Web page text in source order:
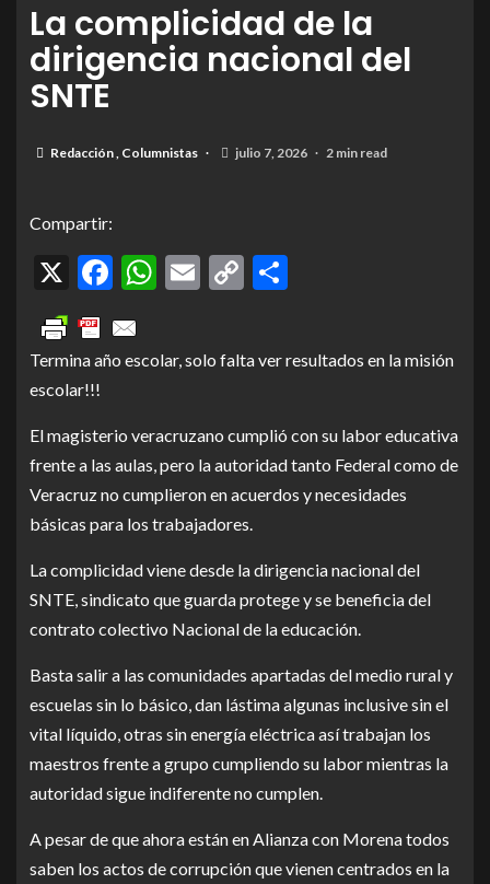
La complicidad de la
dirigencia nacional del
SNTE
Redacción, Columnistas julio 7, 2026 2 min read
Compartir:
X Facebook
WhatsApp
Email
Copy
Termina año escolar, solo falta ver resultados en la misión
escolar!!!
El magisterio veracruzano cumplió con su labor educativa
frente a las aulas, pero la autoridad tanto Federal como de
Veracruz no cumplieron en acuerdos y necesidades
básicas para los trabajadores.
La complicidad viene desde la dirigencia nacional del
SNTE, sindicato que guarda protege y se beneficia del
contrato colectivo Nacional de la educación.
Basta salir a las comunidades apartadas del medio rural y
escuelas sin lo básico, dan lástima algunas inclusive sin el
vital líquido, otras sin energía eléctrica así trabajan los
maestros frente a grupo cumpliendo su labor mientras la
autoridad sigue indiferente no cumplen.
A pesar de que ahora están en Alianza con Morena todos
saben los actos de corrupción que vienen centrados en la